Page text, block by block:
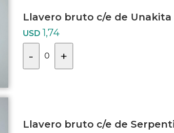
Llavero bruto c/e de Unakita
USD 1,74
- 0 +
Llavero bruto c/e de